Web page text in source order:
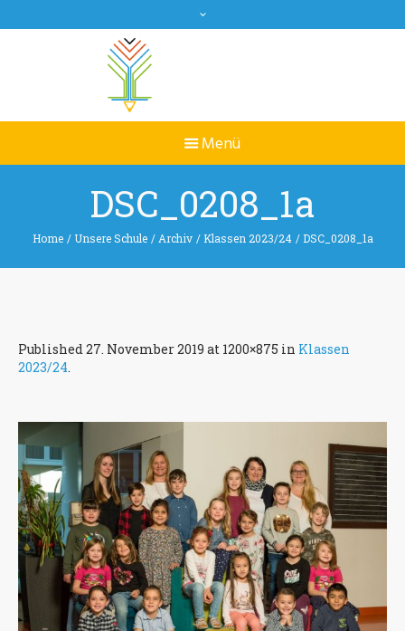
DSC_0208_1a
Home / Unsere Schule / Archiv / Klassen 2023/24 /DSC_0208_1a
Published27. November 2019 at 1200×875 in Klassen
2023/24.